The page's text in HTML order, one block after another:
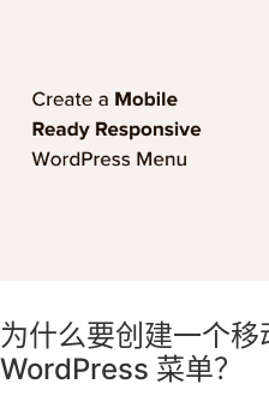
为什么要创建一个
WordPress 菜单？